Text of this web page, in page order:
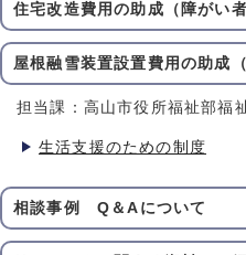
住宅改造費用の助成（障がい
屋根融雪装置設置費用の助成
担当課：高山市役所福祉部福
生活支援のための制度
相談事例 Q＆Aについて